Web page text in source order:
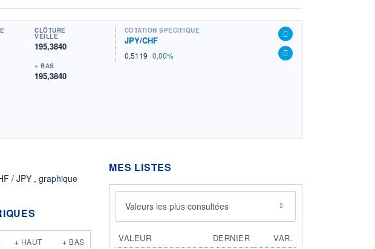
CLÔTURE
VEILLE
195,3840
+ BAS
195,3840
COTATION SPÉCIFIQUE
JPY/CHF
0,5119 0,00%
/ JPY , graphique
+ HAUT + BAS
MES LISTES
Valeurs les plus consultées
VALEUR DERNIER
VAR.